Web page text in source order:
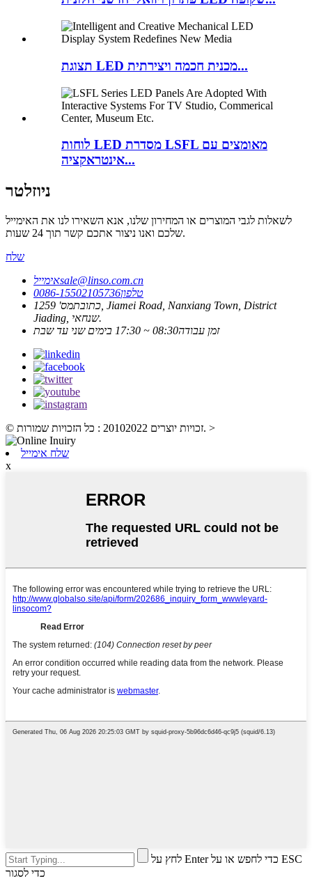
תצוגת LED מכנית חכמה ויצירתית...
לוחות LED מסדרת LSFL מאומצים עם
אינטראקציה...
ניוזלטר
לשאלות לגבי המוצרים או המחירון שלנו, אנא השאירו לנו את האימייל
שלכם ואנו ניצור אתכם קשר תוך 24 שעות.
שלח
אימיילsale@linso.com.cn
טלפון0086-15502105736
כתובת
מס' 1259, Jiamei Road, Nanxiang Town, District
Jiading, שנחאי.
זמן עבודה08:30 ~ 17:30 בימים שני עד שבת
© זכויות יוצרים 20102022 : כל הזכויות שמורות. >
שלח אימייל
x
לחץ על Enter כדי לחפש או על ESC
כדי לסגור